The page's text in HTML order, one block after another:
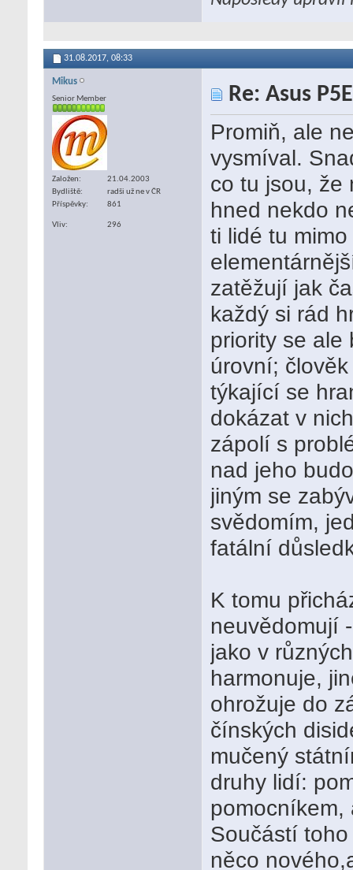
31.08.2017, 08:33
Mikus
Senior Member
Založen
21.04.2003
Bydliště
radši už ne v ČR
Příspěvky
861
Vliv 296
Re: Asus
Promiň, ale
vysmíval.
co tu jsou, že
hned nekdo
ti lidé tu
zatěžují jak
každý si rád
priority se ale
úrovní;
týkající se
dokázat v
zápolí s
nad jeho
jiným se
svědomím,
fatální
K tomu
neuvědomují
jako v
harmonuje,
ohrožuje do
čínských
mučený
druhy lidí:
pomocníkem,
Součástí
něco